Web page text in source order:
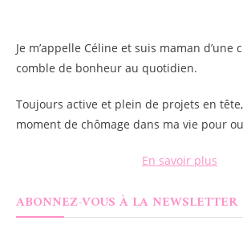
Je m’appelle Céline et suis maman d’une
comble de bonheur au quotidien.
Toujours active et plein de projets en tête,
moment de chômage dans ma vie pour
En savoir plus
ABONNEZ-VOUS À LA NEWSLETTER